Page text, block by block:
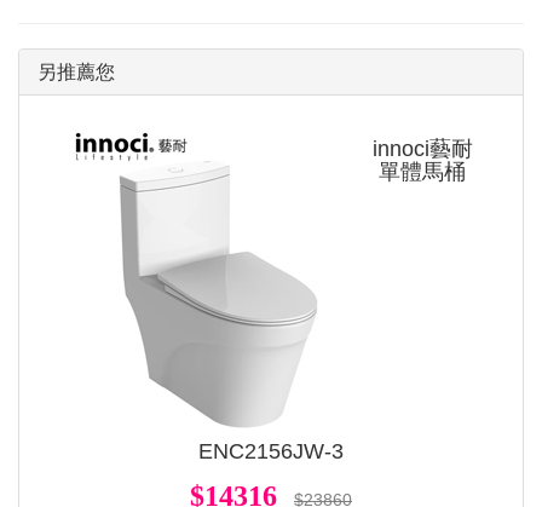
另推薦您
innoci藝耐
單體馬桶
ENC2156JW-3
$14316 $23860